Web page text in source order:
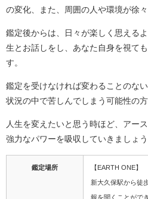
の変化、また、周囲の人や環境が徐
鑑定後からは、日々が楽しく思える
生とお話しをし、あなた自身を視て
す。
鑑定を受けなければ変わることのな
状況の中で苦しんでしまう可能性の
人生を変えたいと思う時ほど、アー
強力なパワーを吸収していきましょう
鑑定場所 【EARTH ONE】
新大久保駅から徒
報を聞くことがで